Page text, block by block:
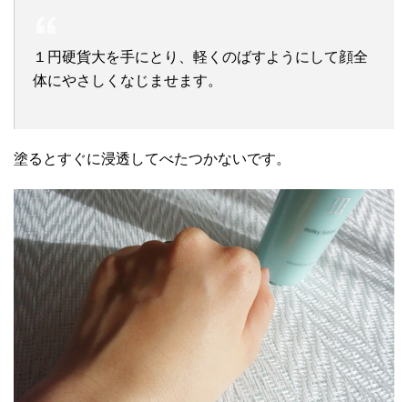
１円硬貨大を手にとり、軽くのばすようにして顔全
体にやさしくなじませます。
塗るとすぐに浸透してべたつかないです。